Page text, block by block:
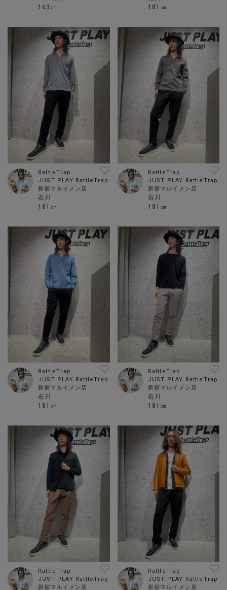
163㎝
181㎝
RattleTrap
JUST PLAY RattleTrap
新宿マルイメン店
石川
181㎝
RattleTrap
JUST PLAY RattleTrap
新宿マルイメン店
石川
181㎝
RattleTrap
JUST PLAY RattleTrap
新宿マルイメン店
石川
181㎝
RattleTrap
JUST PLAY RattleTrap
新宿マルイメン店
石川
181㎝
RattleTrap
JUST PLAY RattleTrap
新宿マルイメン店
RattleTrap
JUST PLAY RattleTrap
新宿マルイメン店